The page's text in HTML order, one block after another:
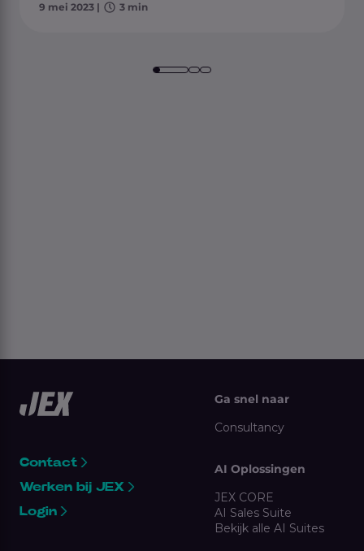
9 mei 2023 | 3 min
Contact
Werken bij JEX
Login
Ga snel naar
Consultancy
AI Oplossingen
JEX CORE
AI Sales Suite
Bekijk alle AI Suites